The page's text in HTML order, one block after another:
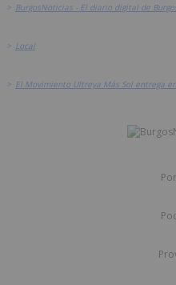
> BurgosNoticias - El diario digital de
> Local
> El Movimiento Ultreya Más Sol entrega